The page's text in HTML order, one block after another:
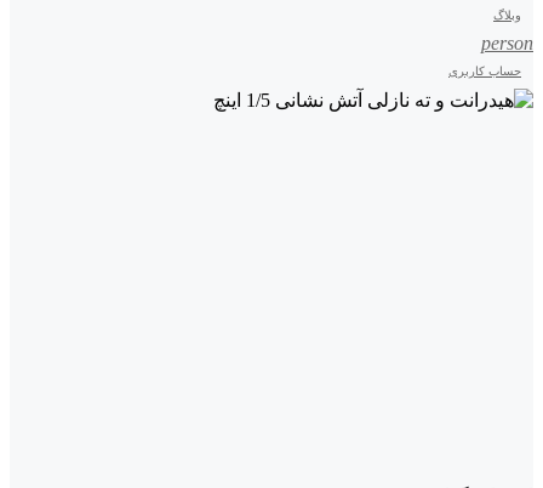
وبلاگ
person
حساب کاربری